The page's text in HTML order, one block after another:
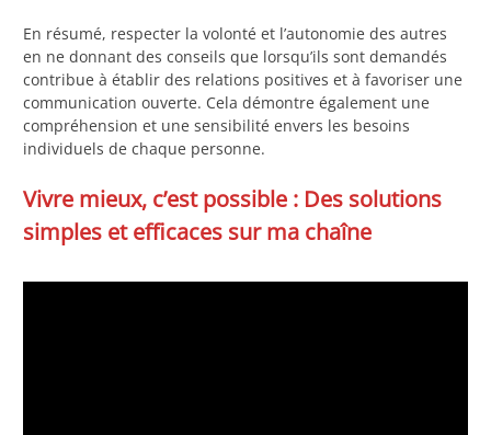
En résumé, respecter la volonté et l’autonomie des autres
en ne donnant des conseils que lorsqu’ils sont demandés
contribue à établir des relations positives et à favoriser une
communication ouverte. Cela démontre également une
compréhension et une sensibilité envers les besoins
individuels de chaque personne.
Vivre mieux, c’est possible : Des solutions
simples et efficaces sur ma chaîne